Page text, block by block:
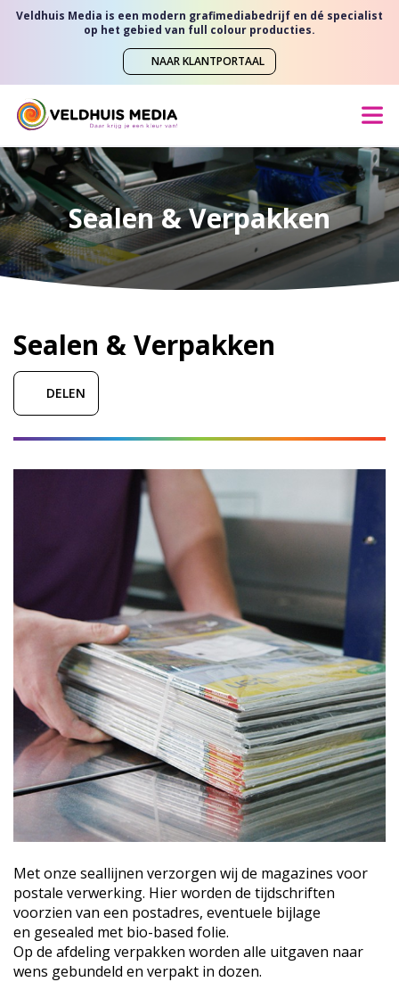
Veldhuis Media is een modern grafimediabedrijf en dé specialist
op het gebied van full colour producties.
NAAR KLANTPORTAAL
Sealen & Verpakken
Sealen & Verpakken
DELEN
Met onze seallijnen verzorgen wij de magazines voor
postale verwerking. Hier worden de tijdschriften
voorzien van een postadres, eventuele bijlage
en gesealed met bio-based folie.
Op de afdeling verpakken worden alle uitgaven naar
wens gebundeld en verpakt in dozen.